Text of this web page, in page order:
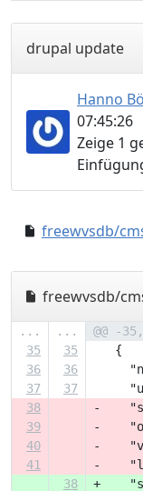
drupal update
Hanno
07:45:26
Zeige 1
freewvsdb/
freewvsdb/
... ...
@@ -
35
35
   {
36
36
37
37
38
-
39
-
40
-
41
-
38
+